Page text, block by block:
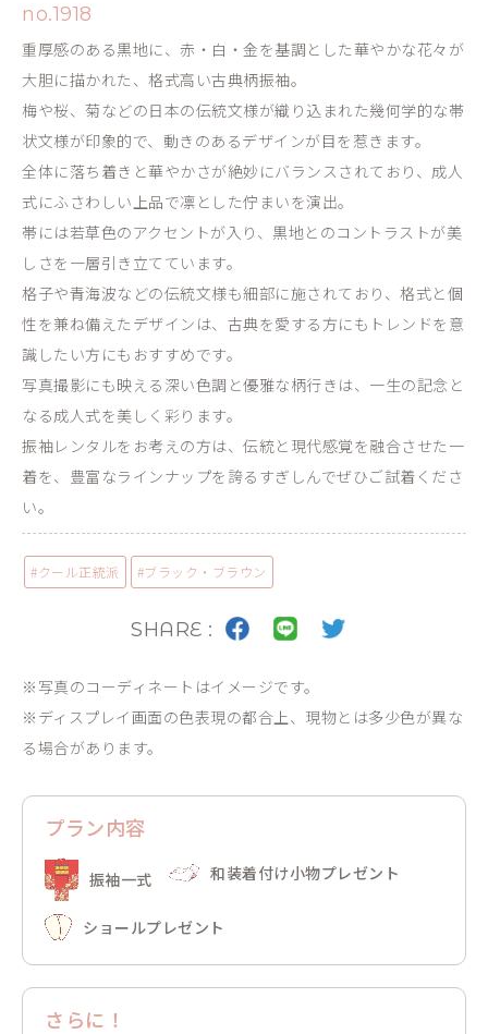
no.1918
重厚感のある黒地に、赤・白・金を基調とした華やかな花々が
大胆に描かれた、格式高い古典柄振袖。
梅や桜、菊などの日本の伝統文様が織り込まれた幾何学的な帯
状文様が印象的で、動きのあるデザインが目を惹きます。
全体に落ち着きと華やかさが絶妙にバランスされており、成人
式にふさわしい上品で凛とした佇まいを演出。
帯には若草色のアクセントが入り、黒地とのコントラストが美
しさを一層引き立てています。
格子や青海波などの伝統文様も細部に施されており、格式と個
性を兼ね備えたデザインは、古典を愛する方にもトレンドを意
識したい方にもおすすめです。
写真撮影にも映える深い色調と優雅な柄行きは、一生の記念と
なる成人式を美しく彩ります。
振袖レンタルをお考えの方は、伝統と現代感覚を融合させた一
着を、豊富なラインナップを誇るすぎしんでぜひご試着くださ
い。
#クール正統派 #ブラック・ブラウン
SHARE :
※写真のコーディネートはイメージです。
※ディスプレイ画面の色表現の都合上、現物とは多少色が異な
る場合があります。
プラン内容
振袖一式 和装着付け小物プレゼント
ショールプレゼント
さらに！